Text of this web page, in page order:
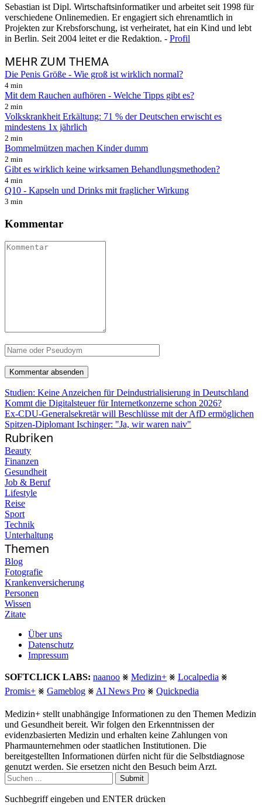
Sebastian ist Dipl. Wirtschaftsinformatiker und arbeitet seit 1998 für
verschiedene Onlinemedien. Er engagiert sich ehrenamtlich in
Projekten zur Krebsforschung, ist verheiratet, hat ein Kind und lebt
in Berlin. Seit 2004 leitet er die Redaktion. - Profil
MEHRZUM THEMA
Die Penis Größe - Wie groß ist wirklich normal?
4 min
Mit dem Rauchen aufhören - Welche Tipps gibt es?
2 min
Volkskrankheit Erkältung: 71 % der Deutschen erwischt es
mindestens 1x jährlich
2 min
Bommelmützen machen Kinder dumm
2 min
Gibt es wirklich keine wirksamen Behandlungsmethoden?
4 min
Q10 - Kapseln und Drinks mit fraglicher Wirkung
3 min
Kommentar
Studien: Keine Anzeichen für Deindustrialisierung in Deutschland
Kommt die Digitalsteuer für Internetkonzerne schon 2026?
Ex-CDU-Generalsekretär will Beschlüsse mit der AfD ermöglichen
Spitzen-Diplomant Ischinger: "Ja, wir waren naiv"
Rubriken
Beauty
Finanzen
Gesundheit
Job & Beruf
Lifestyle
Reise
Sport
Technik
Unterhaltung
Themen
Blog
Fotografie
Krankenversicherung
Personen
Wissen
Zitate
Über uns
Datenschutz
Impressum
SOFTCLICK LABS: naanoo ⨳ Medizin+ ⨳ Localpedia ⨳
Promis+ ⨳ Gameblog ⨳ AI News Pro ⨳ Quickpedia
Medizin+ stellt unabhängige Informationen zu den Themen Medizin
und Gesundheit bereit. Wir folgen den Erkenntnissen der
evidenzbasierten Medizin und erhalten keine Zahlungen von
Pharmaunternehmen oder staatlichen Institutionen. Die
bereitgestellten Informationen dürfen nicht für die Selbstdiagnose
genutzt werden. Sie ersetzen nicht den Besuch beim Arzt.
Submit
Suchbegriff eingeben und ENTER drücken